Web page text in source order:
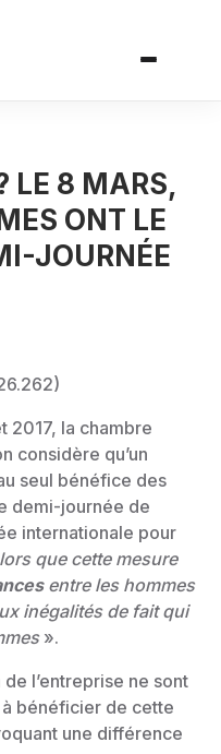
LE 8 MARS,
ONT LE
JOURNÉE
2017, la chambre
considère qu’un
seul bénéfice des
demi-journée de
internationale pour
que cette mesure
entre les hommes
inégalités de fait qui
».
l’entreprise ne sont
bénéficier de cette
une différence